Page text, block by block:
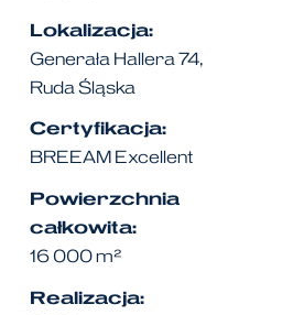
Lokalizacja:
Generała Hallera 74,
Ruda Śląska
Certyfikacja:
BREEAM Excellent
Powierzchnia
całkowita:
16 000 m²
Realizacja: